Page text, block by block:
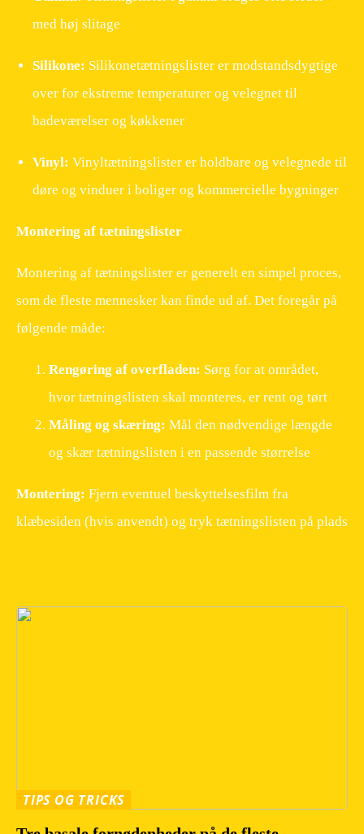
med høj slitage
Silikone: Silikonetætningslister er modstandsdygtige
over for ekstreme temperaturer og velegnet til
badeværelser og køkkener
Vinyl:Vinyltætningslister er holdbare og velegnede til
døre og vinduer i boliger og kommercielle bygninger
Montering af tætningslister
Montering af tætningslister er generelt en simpel proces,
som de fleste mennesker kan finde ud af. Det foregår på
følgende måde:
Rengøring af overfladen: Sørg for at området,
hvor tætningslisten skal monteres, er rent og tørt
Måling og skæring: Mål den nødvendige længde
og skær tætningslisten i en passende størrelse
Montering: Fjern eventuel beskyttelsesfilm fra
klæbesiden (hvis anvendt) og tryk tætningslisten på plads
TIPS OG TRICKS